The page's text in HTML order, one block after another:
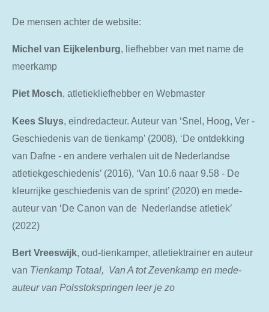
De mensen achter de website:
Michel van Eijkelenburg, liefhebber van met name de
meerkamp
Piet Mosch, atletiekliefhebber en Webmaster
Kees Sluys, eindredacteur. Auteur van ‘Snel, Hoog, Ver -
Geschiedenis van de tienkamp’ (2008), ‘De ontdekking
van Dafne - en andere verhalen uit de Nederlandse
atletiekgeschiedenis’ (2016), ‘Van 10.6 naar 9.58 - De
kleurrijke geschiedenis van de sprint’ (2020) en mede-
auteur van ‘De Canon van de Nederlandse atletiek’
(2022)
Bert Vreeswijk, oud-tienkamper, atletiektrainer en auteur
van Tienkamp Totaal, Van A tot Zevenkamp en mede-
auteur van Polsstokspringen leer je zo